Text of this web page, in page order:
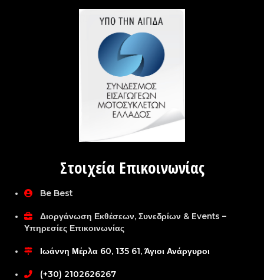
Στοιχεία Επικοινωνίας
Be Best
Διοργάνωση Εκθέσεων, Συνεδρίων & Events –
Υπηρεσίες Επικοινωνίας
Ιωάννη Μέρλα 60, 135 61, Άγιοι Ανάργυροι
(+30) 2102626267